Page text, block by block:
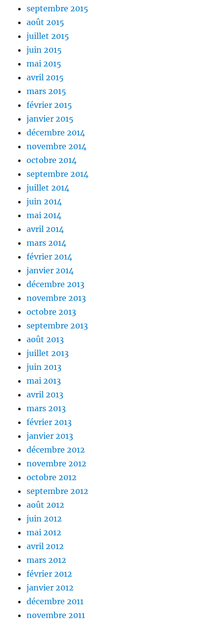
septembre 2015
août 2015
juillet 2015
juin 2015
mai 2015
avril 2015
mars 2015
février 2015
janvier 2015
décembre 2014
novembre 2014
octobre 2014
septembre 2014
juillet 2014
juin 2014
mai 2014
avril 2014
mars 2014
février 2014
janvier 2014
décembre 2013
novembre 2013
octobre 2013
septembre 2013
août 2013
juillet 2013
juin 2013
mai 2013
avril 2013
mars 2013
février 2013
janvier 2013
décembre 2012
novembre 2012
octobre 2012
septembre 2012
août 2012
juin 2012
mai 2012
avril 2012
mars 2012
février 2012
janvier 2012
décembre 2011
novembre 2011